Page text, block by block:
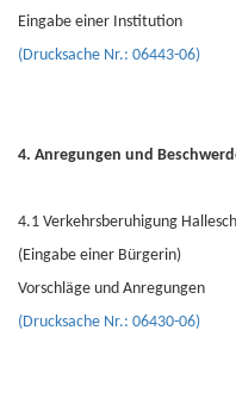
Eingabe einer Institution
(Drucksache Nr.: 06443-06)
4. Anregungen und
4.1 Verkehrsberuhigung
(Eingabe einer Bürgerin)
Vorschläge und Anregungen
(Drucksache Nr.: 06430-06)